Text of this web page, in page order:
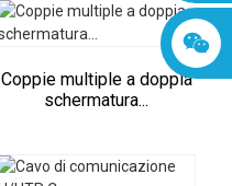
Coppie multiple a doppia
schermatura...